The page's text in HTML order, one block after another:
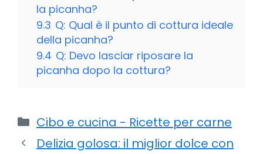
la picanha?
9.3 Q: Qual è il punto di cottura ideale
della picanha?
9.4 Q: Devo lasciar riposare la
picanha dopo la cottura?
Categorie
Cibo e cucina - Ricette per carne
Delizia golosa: il miglior dolce con